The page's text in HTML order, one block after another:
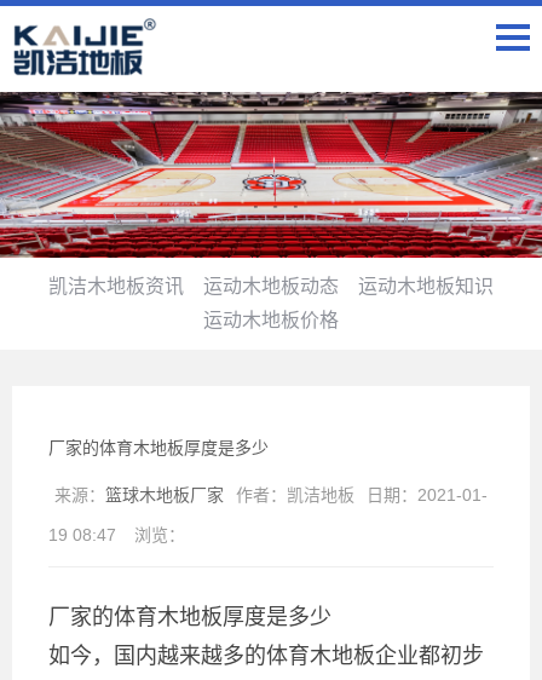
凯洁木地板资讯 运动木地板动态
运动木地板知识
运动木地板价格
厂家的体育木地板厚度是多少
来源： 篮球木地板厂家 作者： 凯洁地板 日期： 2021-01-
19 08:47 浏览：
厂家的体育木地板厚度是多少
如今，国内越来越多的体育木地板企业都初步